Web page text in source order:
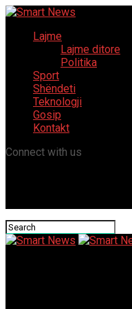
Lajme
Lajme ditore
Politika
Sport
Shëndeti
Teknologji
Gosip
Kontakt
Connect with us